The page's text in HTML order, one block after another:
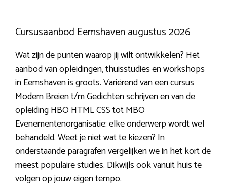
Cursusaanbod Eemshaven augustus 2026
Wat zijn de punten waarop jij wilt ontwikkelen? Het
aanbod van opleidingen, thuisstudies en workshops
in Eemshaven is groots. Variërend van een cursus
Modern Breien t/m Gedichten schrijven en van de
opleiding HBO HTML CSS tot MBO
Evenementenorganisatie: elke onderwerp wordt wel
behandeld. Weet je niet wat te kiezen? In
onderstaande paragrafen vergelijken we in het kort de
meest populaire studies. Dikwijls ook vanuit huis te
volgen op jouw eigen tempo.